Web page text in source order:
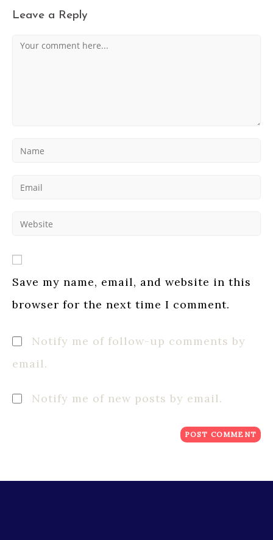
Leave a Reply
Comment
your
comment
your
address
your
URL
(optional)
Save my name, email, and website in this
browser for the next time I comment.
Notify me of follow-up comments by
email.
Notify me of new posts by email.